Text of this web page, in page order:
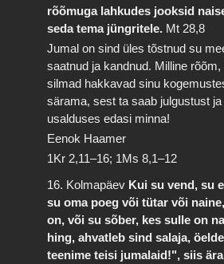
rõõmuga lahkudes jooksid
seda tema jüngritele. Mt 28,8
Jumal on sind üles tõstnud su
saatnud ja kandnud. Milline
silmad hakkavad sinu
särama, sest ta saab julgustust
usalduses edasi minna!
Eenok Haamer
1Kr 2,11–16; 1Ms 8,1–12
16. Kolmapäev Kui su vend, su
su oma poeg või tütar või
on, või su sõber, kes sulle on
hing, ahvatleb sind salaja,
teenime teisi jumalaid!", siis